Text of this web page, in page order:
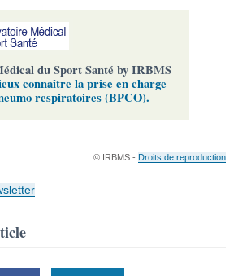
du Sport Santé by IRBMS
connaître la prise en charge
respiratoires (BPCO).
© IRBMS - Droits de reproduction